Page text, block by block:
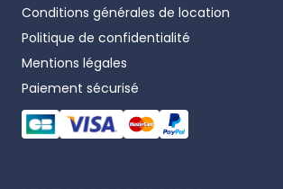
Conditions générales de location
Politique de confidentialité
Mentions légales
Paiement sécurisé